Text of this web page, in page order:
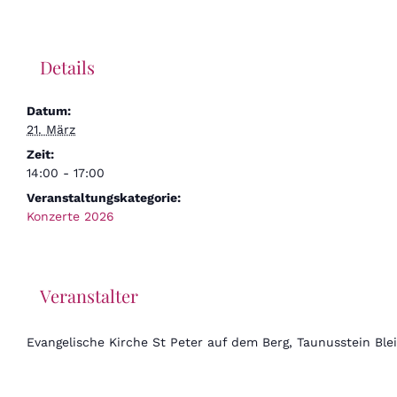
Details
Datum:
21. März
Zeit:
14:00 - 17:00
Veranstaltungskategorie:
Konzerte 2026
Veranstalter
Evangelische Kirche St Peter auf dem Berg, Taunusstein